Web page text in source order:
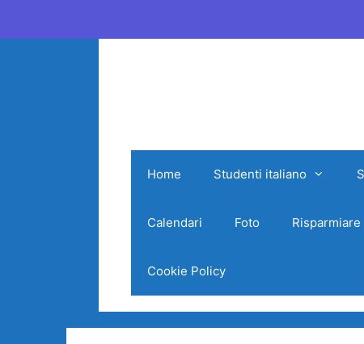
al
Home Studenti italiano
Calendari Foto Risparmiare
Cookie Policy